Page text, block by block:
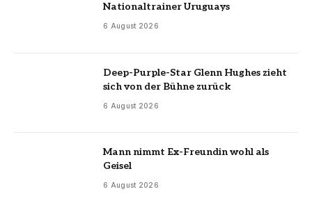
Nationaltrainer Uruguays
6 August 2026
Deep-Purple-Star Glenn Hughes zieht
sich von der Bühne zurück
6 August 2026
Mann nimmt Ex-Freundin wohl als
Geisel
6 August 2026